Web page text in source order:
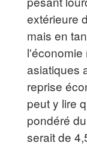
extérieure
mais en
l'économie
asiatiques
reprise
peut y lire
pondéré
serait de